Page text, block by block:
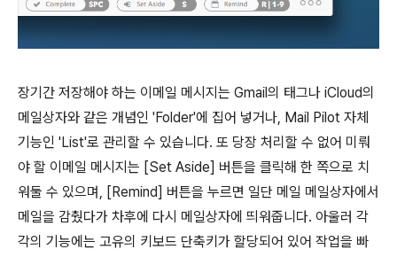
장기간 저장해야 하는 이메일 메시지는 Gmail의 태그나 iCloud의
메일상자와 같은 개념인 'Folder'에 집어 넣거나, Mail Pilot 자체
기능인 'List'로 관리할 수 있습니다. 또 당장 처리할 수 없어 미뤄
야 할 이메일 메시지는 [Set Aside] 버튼을 클릭해 한 쪽으로 치
워둘 수 있으며, [Remind] 버튼을 누르면 일단 메일 메일상자에서
메일을 감췄다가 차후에 다시 메일상자에 띄워줍니다. 아울러 각
각의 기능에는 고유의 키보드 단축키가 할당되어 있어 작업을 빠